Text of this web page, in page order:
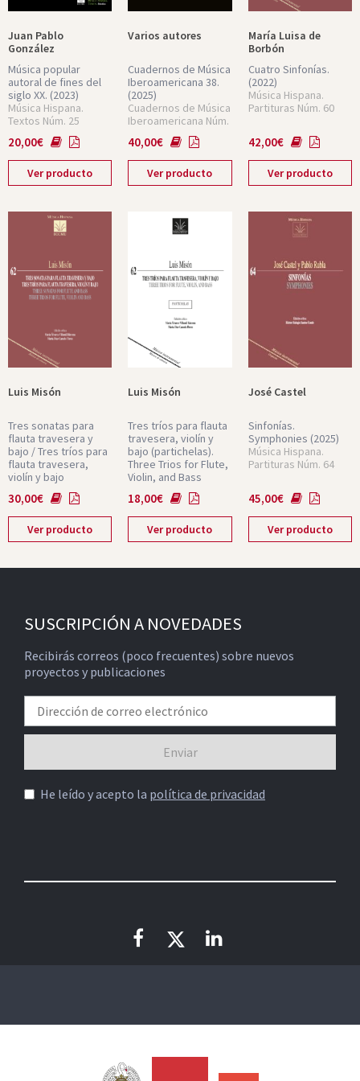
Juan Pablo
González
Música popular
autoral de fines del
siglo XX. (2023)
Música Hispana.
Textos Núm. 25
20,00€
Ver producto
Varios autores
Cuadernos de Música
Iberoamericana 38.
(2025)
Cuadernos de Música
Iberoamericana Núm.
40,00€
Ver producto
María Luisa de
Borbón
Cuatro Sinfonías.
(2022)
Música Hispana.
Partituras Núm. 60
42,00€
Ver producto
Luis Misón
Tres sonatas para
flauta travesera y
bajo / Tres tríos para
flauta travesera,
violín y bajo
(Streaming). (2023)
Música Hispana.
Partituras Núm. 62
30,00€
Ver producto
Luis Misón
Tres tríos para flauta
travesera, violín y
bajo (partichelas).
Three Trios for Flute,
Violin, and Bass
(2024)
Música Hispana.
Partituras Núm. 62
18,00€
Ver producto
José Castel
Sinfonías.
Symphonies (2025)
Música Hispana.
Partituras Núm. 64
45,00€
Ver producto
SUSCRIPCIÓN A NOVEDADES
Recibirás correos (poco frecuentes) sobre nuevos
proyectos y publicaciones
He leído y acepto la política de privacidad